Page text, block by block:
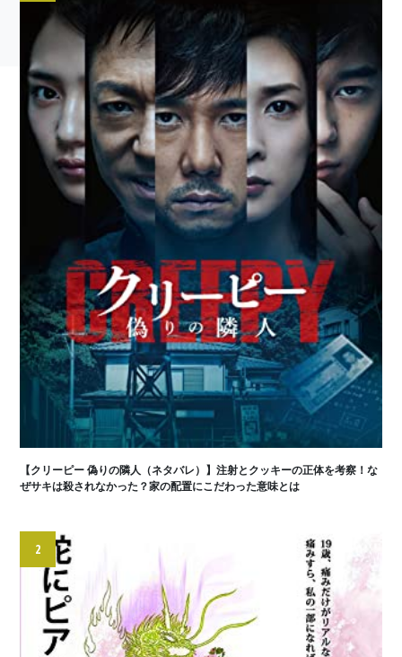
【クリーピー 偽りの隣人（ネタバレ）】注射とクッキーの正体を考察！な
ぜサキは殺されなかった？家の配置にこだわった意味とは
2